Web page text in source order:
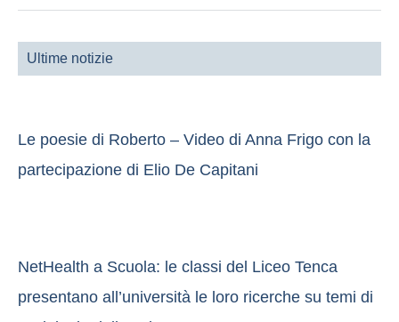
Ultime notizie
Le poesie di Roberto – Video di Anna Frigo con la
partecipazione di Elio De Capitani
NetHealth a Scuola: le classi del Liceo Tenca
presentano all’università le loro ricerche su temi di